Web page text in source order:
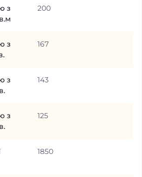
з
200
з
167
з
143
з
125
1850